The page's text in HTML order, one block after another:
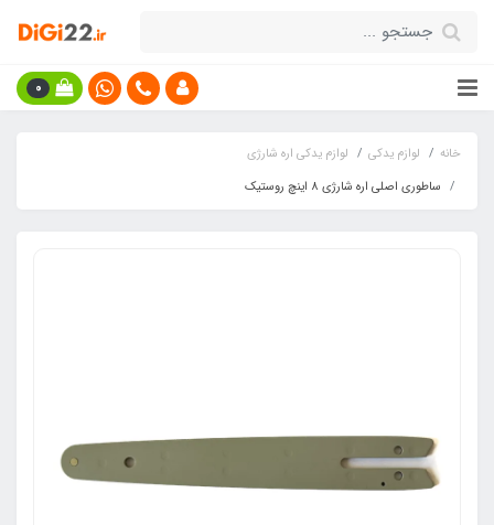
0
خانه لوازم یدکی
لوازم یدکی اره شارژی
ساطوری اصلی اره شارژی 8 اینچ روستیک